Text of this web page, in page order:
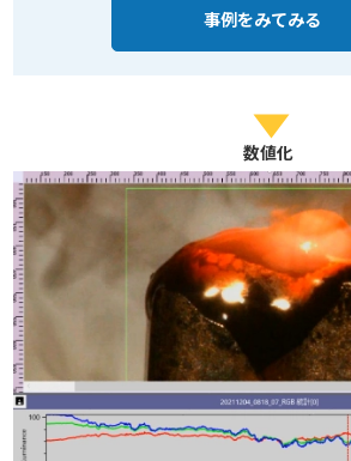
事例をみてみる
数値化